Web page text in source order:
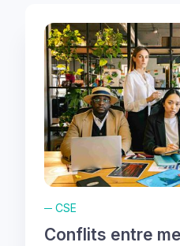
─ CSE
Conflits entre